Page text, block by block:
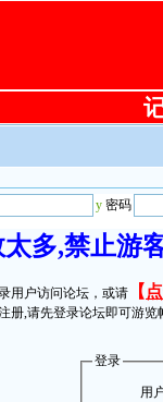
太多,禁止
用户访问论坛，或请 【
册,请先登录论坛即可游览
登录
用